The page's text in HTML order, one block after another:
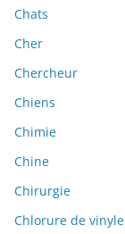
Chats
Cher
Chercheur
Chiens
Chimie
Chine
Chirurgie
Chlorure de vinyle